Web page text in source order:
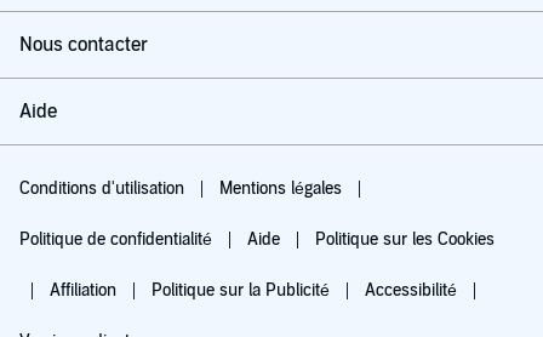
Nous contacter
Aide
Conditions d'utilisation Mentions légales
Politique de confidentialité Aide Politique sur les Cookies
Affiliation Politique sur la Publicité Accessibilité